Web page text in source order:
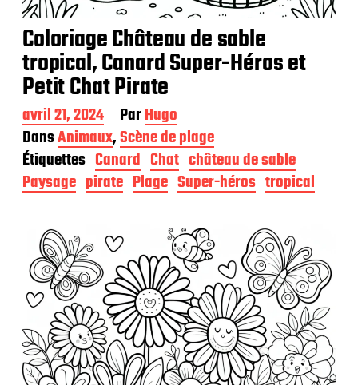
Coloriage Château de sable
tropical, Canard Super-Héros et
Petit Chat Pirate
D
a
t
e
d
e
c
a
t
i
o
n
avril 21, 2024 ParHugo
DansAnimaux,Scène de plage
Étiquettes Canard Chat château de sable
Paysage pirate Plage Super-héros tropical